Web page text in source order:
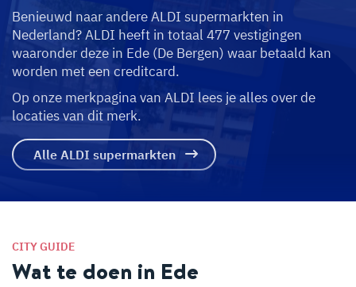
Benieuwd naar andere ALDI supermarkten in
Nederland? ALDI heeft in totaal 477 vestigingen
waaronder deze in Ede (De Bergen) waar betaald kan
worden met een creditcard.
Op onze merkpagina van ALDI lees je alles over de
locaties van dit merk.
Alle ALDI supermarkten
CITY GUIDE
Wat te doen in Ede